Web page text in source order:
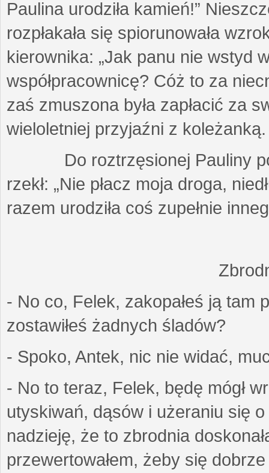
Paulina urodziła kamień!”
rozpłakała się spiorunowała
kierownika: „Jak panu nie wstyd
współpracownicę? Cóż to za
zaś zmuszona była zapłacić za
wieloletniej przyjaźni z koleżanką.
Do roztrzęsionej Pauliny
rzekł: „Nie płacz moja droga,
razem urodziła coś zupełnie
- No co, Felek, zakopałeś ją tam
zostawiłeś żadnych śladów?
- Spoko, Antek, nic nie widać,
- No to teraz, Felek, będę mógł
utyskiwań, dąsów i użeraniu się
nadzieję, że to zbrodnia
przewertowałem, żeby się